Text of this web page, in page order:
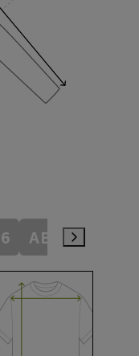
AB7 AB8